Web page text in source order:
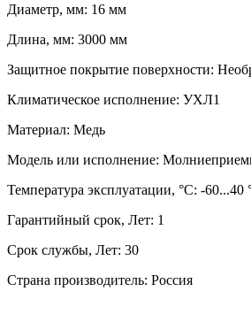
Диаметр, мм: 16 мм
Длина, мм: 3000 мм
Защитное покрытие поверхности:
Климатическое исполнение: УХЛ1
Материал: Медь
Модель или исполнение:
Температура эксплуатации, °C: -60...40
Гарантийный срок, Лет: 1
Срок службы, Лет: 30
Страна производитель: Россия